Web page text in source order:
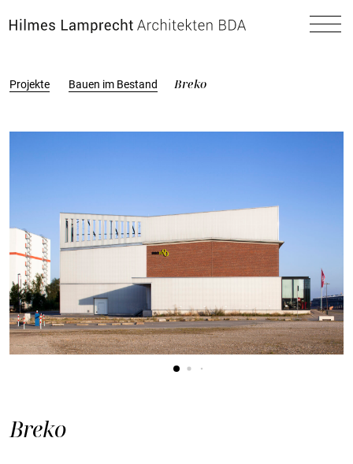
Zum Hauptinhalt spingen
Projekte Bauen im Bestand Breko
Breko